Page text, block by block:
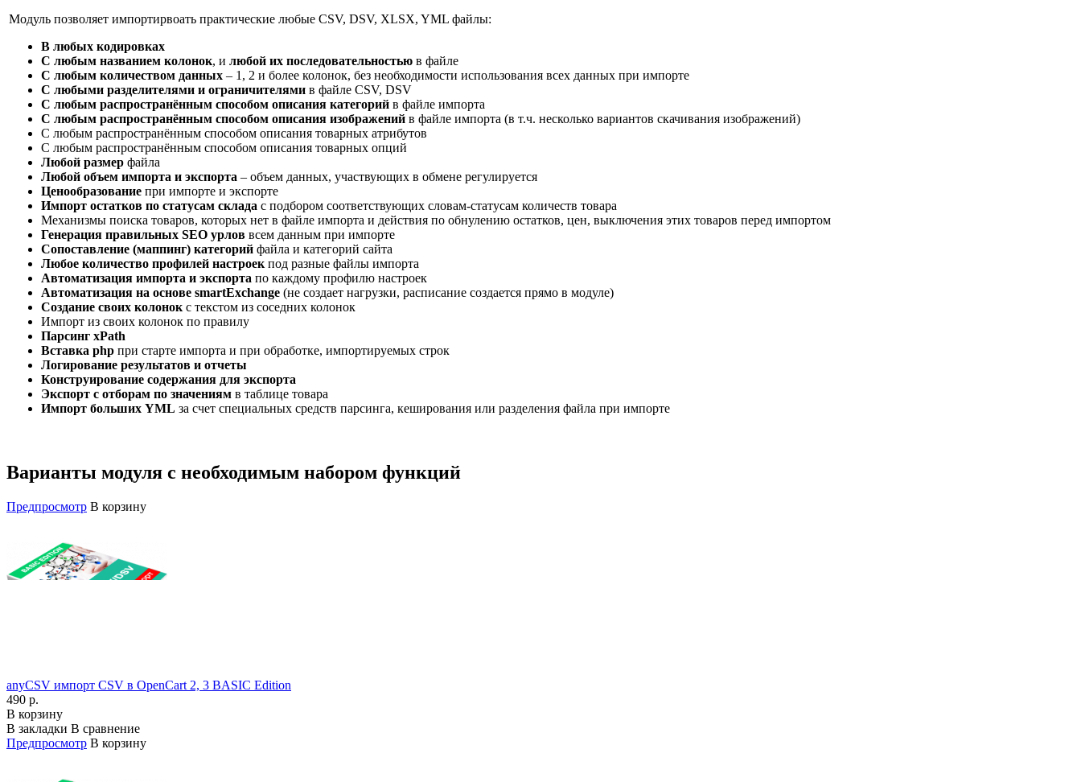
Модуль позволяет импортирвоать практические любые CSV, DSV, XLSX, YML файлы:
В любых кодировках
С любым названием колонок, и любой их последовательностью в файле
С любым количеством данных – 1, 2 и более колонок, без необходимости использования всех данных при импорте
С любыми разделителями и ограничителями в файле CSV, DSV
С любым распространённым способом описания категорий в файле импорта
С любым распространённым способом описания изображений в файле импорта (в т.ч. несколько вариантов скачивания изображений)
С любым распространённым способом описания товарных атрибутов
С любым распространённым способом описания товарных опций
Любой размер файла
Любой объем импорта и экспорта – объем данных, участвующих в обмене регулируется
Ценообразование при импорте и экспорте
Импорт остатков по статусам склада с подбором соответствующих словам-статусам количеств товара
Механизмы поиска товаров, которых нет в файле импорта и действия по обнулению остатков, цен, выключения этих товаров перед импортом
Генерация правильных SEO урлов всем данным при импорте
Сопоставление (маппинг) категорий файла и категорий сайта
Любое количество профилей настроек под разные файлы импорта
Автоматизация импорта и экспорта по каждому профилю настроек
Автоматизация на основе smartExchange (не создает нагрузки, расписание создается прямо в модуле)
Создание своих колонок с текстом из соседних колонок
Импорт из своих колонок по правилу
Парсинг xPath
Вставка php при старте импорта и при обработке, импортируемых строк
Логирование результатов и отчеты
Конструирование содержания для экспорта
Экспорт с отборам по значениям в таблице товара
Импорт больших YML за счет специальных средств парсинга, кеширования или разделения файла при импорте
Варианты модуля с необходимым набором функций
Предпросмотр В корзину
anyCSV импорт CSV в OpenCart 2, 3 BASIC Edition
490 р.
В корзину
В закладки В сравнение
Предпросмотр В корзину